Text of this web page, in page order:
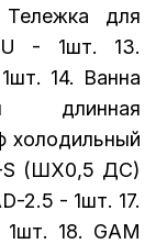
для
U - 1шт. 13.
14. Ванна
длинная
холодильный
S (ШХ0,5 ДС)
2.5 - 1шт. 17.
18. GAM